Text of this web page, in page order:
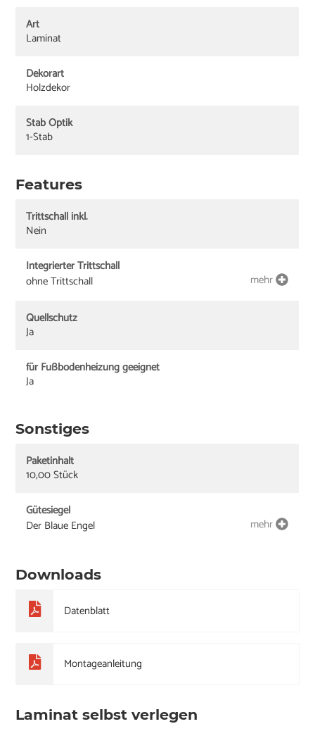
Art
Laminat
Dekorart
Holzdekor
Stab Optik
1-Stab
Features
Trittschall inkl.
Nein
Integrierter Trittschall
ohne Trittschall
mehr
Quellschutz
Ja
für Fußbodenheizung geeignet
Ja
Sonstiges
Paketinhalt
10,00 Stück
Gütesiegel
Der Blaue Engel
mehr
Downloads
Datenblatt
Montageanleitung
Laminat selbst verlegen